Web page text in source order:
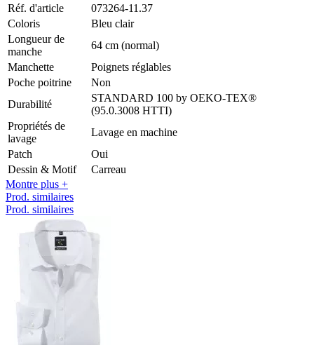
Réf. d'article
073264-11.37
Coloris
Bleu clair
Longueur de
manche
64 cm (normal)
Manchette
Poignets réglables
Poche poitrine
Non
Durabilité
STANDARD 100 by OEKO-TEX®
(95.0.3008 HTTI)
Propriétés de
lavage
Lavage en machine
Patch
Oui
Dessin & Motif
Carreau
Montre plus +
Prod. similaires
Prod. similaires